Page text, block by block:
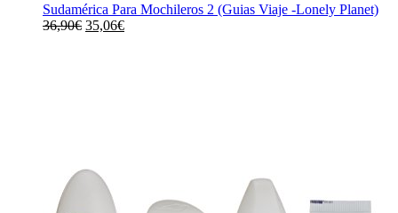
Sudamérica Para Mochileros 2 (Guias Viaje -Lonely Planet)
36,90€ El
35,06€El